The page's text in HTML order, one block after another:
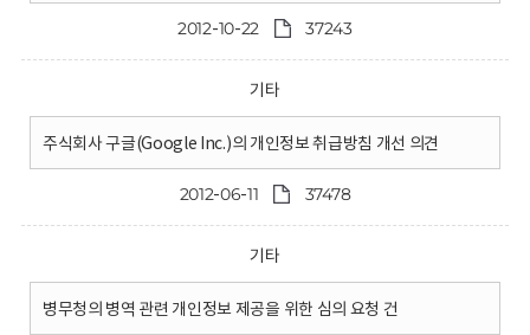
2012-10-22 37243
기타
주식회사 구글(Google Inc.)의 개인정보 취급방침 개선 의견
2012-06-11 37478
기타
병무청의 병역 관련 개인정보 제공을 위한 심의 요청 건